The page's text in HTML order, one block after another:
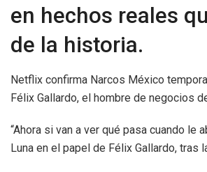
en hechos reales
de la historia.
Netflix confirma Narcos México
Félix Gallardo, el hombre de negocios
“Ahora si van a ver qué pasa cuando le
Luna en el papel de Félix Gallardo, tras